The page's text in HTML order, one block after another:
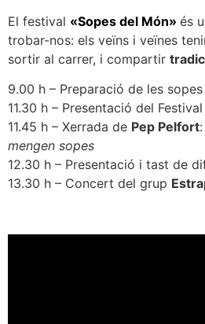
El festival «Sopes del Món» és
trobar-nos: els veïns i veïnes
sortir al carrer, i compartir
9.00 h – Preparació de les sopes
11.30 h – Presentació del Festival
11.45 h – Xerrada de Pep Pelfort:
mengen sopes
12.30 h – Presentació i tast de
13.30 h – Concert del grup